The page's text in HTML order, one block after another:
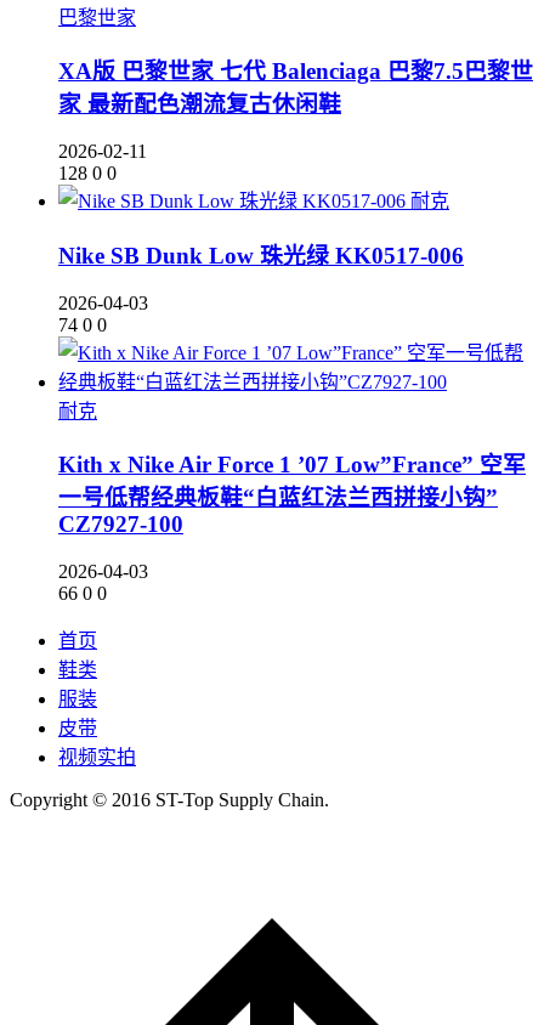
巴黎世家
XA版 巴黎世家 七代 Balenciaga 巴黎7.5巴黎世
家 最新配色潮流复古休闲鞋
2026-02-11
128 0 0
耐克
Nike SB Dunk Low 珠光绿 KK0517-006
2026-04-03
74 0 0
耐克
Kith x Nike Air Force 1 ’07 Low”France” 空军
一号低帮经典板鞋“白蓝红法兰西拼接小钩”
CZ7927-100
2026-04-03
66 0 0
首页
鞋类
服装
皮带
视频实拍
Copyright © 2016 ST-Top Supply Chain.